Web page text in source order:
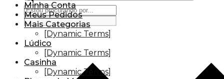
Minha Conta
Meus Pedidos
Mais Categorias
[Dynamic Terms]
Lúdico
[Dynamic Terms]
Casinha
[Dynamic Terms]